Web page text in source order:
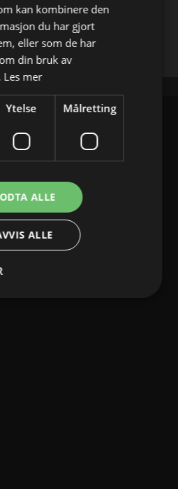
X
kan kombinere den
du har gjort
eller som de har
din bruk av
Les mer
Ytelse Målretting
ALLE
ALLE